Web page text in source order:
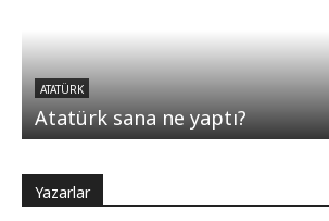
ATATÜRK
Atatürk sana ne yaptı?
Yazarlar